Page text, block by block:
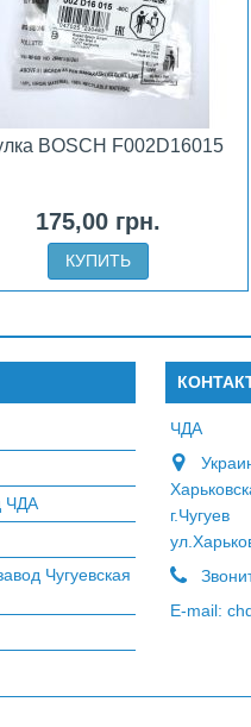
BOSCH F002D16015
175,00 грн.
КУПИТЬ
ЧДА
Чугуевская
ЧДА
г.Чугуев
E-mail: